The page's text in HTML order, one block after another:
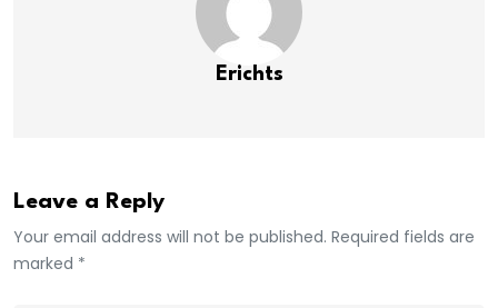
Erichts
Leave a Reply
Your email address will not be published. Required fields are
marked *